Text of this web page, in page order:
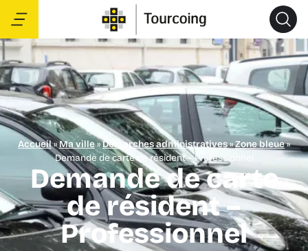
Accueil»Ma ville»Démarches administratives»Zone bleue»
Demande de carte de résident – Professionnel
Demande de carte
de résident –
Professionnel